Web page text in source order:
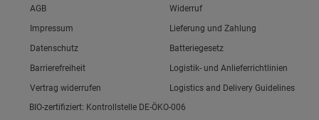
Link zum/zur
AGB
Link zum/zur
Impressum
Link zum/zur
Datenschutz
Link zum/zur
Barrierefreiheit
Vertrag widerrufen
Widerruf
Lieferung und Zahlung
Batteriegesetz
Logistik- und Anlieferrichtlinien
Logistics and Delivery Guidelines
BIO-zertifiziert: Kontrollstelle DE-ÖKO-006
Gruppe